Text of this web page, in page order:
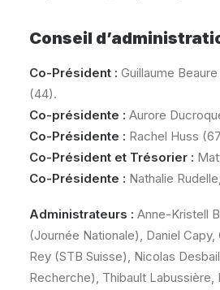
Conseil
Co-Président : Guillaume
(44).
Co-présidente : Aurore
Co-Présidente : Rachel Huss
Co-Président et Trésorier :
Co-Présidente : Nathalie
Administrateurs : Anne-Kristell
(Journée Nationale), Daniel Capy,
Rey (STB Suisse), Nicolas
Recherche), Thibault Labussière,